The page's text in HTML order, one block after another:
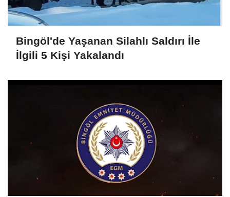
Bingöl'de Yaşanan Silahlı Saldırı İle
İlgili 5 Kişi Yakalandı